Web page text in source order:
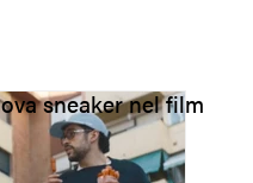
sneaker nel film